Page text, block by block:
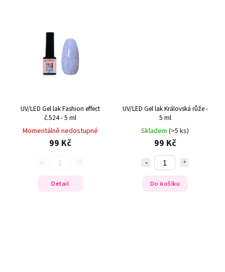
UV/LED Gel lak Fashion effect
č.524 - 5 ml
Momentálně nedostupné
99 Kč
Detail
UV/LED Gel lak Královská růže -
5 ml
Skladem (>5 ks)
99 Kč
Do košíku